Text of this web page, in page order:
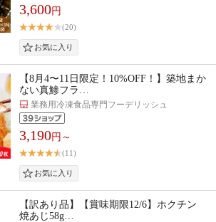
3,600円
(20)
【8月4〜11日限定！10%OFF！】築地まか
ない真鯵フラ…
業務用冷凍食品専門フーデリッシュ
3,190円～
(11)
【訳あり品】【賞味期限12/6】ホクチン
焼あじ58g…